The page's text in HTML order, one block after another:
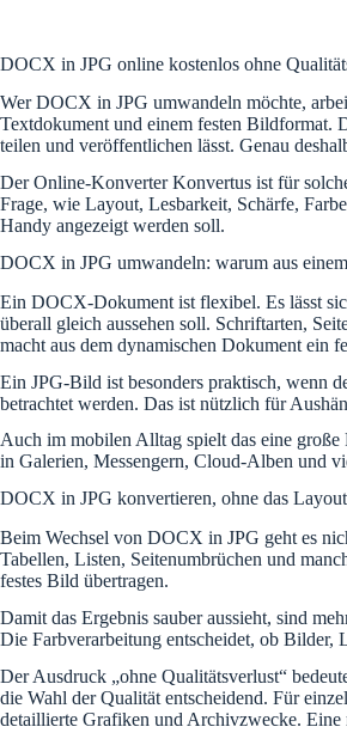
DOCX in JPG online kostenlos ohne
Wer DOCX in JPG umwandeln möchte,
Textdokument und einem festen Bildformat.
teilen und veröffentlichen lässt. Genau
Der Online-Konverter Konvertus ist für
Frage, wie Layout, Lesbarkeit, Schärfe,
Handy angezeigt werden soll.
DOCX in JPG umwandeln: warum aus
Ein DOCX-Dokument ist flexibel. Es lässt
überall gleich aussehen soll. Schriftarten,
macht aus dem dynamischen Dokument ein
Ein JPG-Bild ist besonders praktisch, wenn
betrachtet werden. Das ist nützlich für
Auch im mobilen Alltag spielt das eine
in Galerien, Messengern, Cloud-Alben und
DOCX in JPG konvertieren, ohne das
Beim Wechsel von DOCX in JPG geht es
Tabellen, Listen, Seitenumbrüchen und
festes Bild übertragen.
Damit das Ergebnis sauber aussieht, sind
Die Farbverarbeitung entscheidet, ob
Der Ausdruck „ohne Qualitätsverlust“
die Wahl der Qualität entscheidend. Für
detaillierte Grafiken und Archivzwecke.